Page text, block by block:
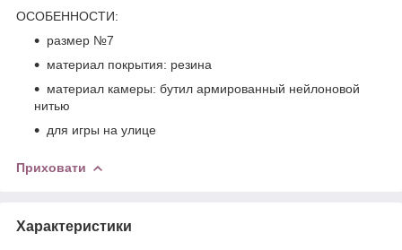
ОСОБЕННОСТИ:
размер №7
материал покрытия: резина
материал камеры: бутил армированный нейлоновой
нитью
для игры на улице
Приховати
Характеристики